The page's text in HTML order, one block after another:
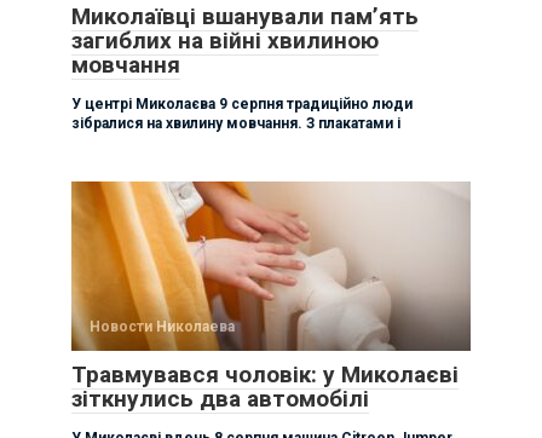
Миколаївці вшанували памʼять
загиблих на війні хвилиною
мовчання
У центрі Миколаєва 9 серпня традиційно люди
зібралися на хвилину мовчання. З плакатами і
Новости Николаева
Травмувався чоловік: у Миколаєві
зіткнулись два автомобілі